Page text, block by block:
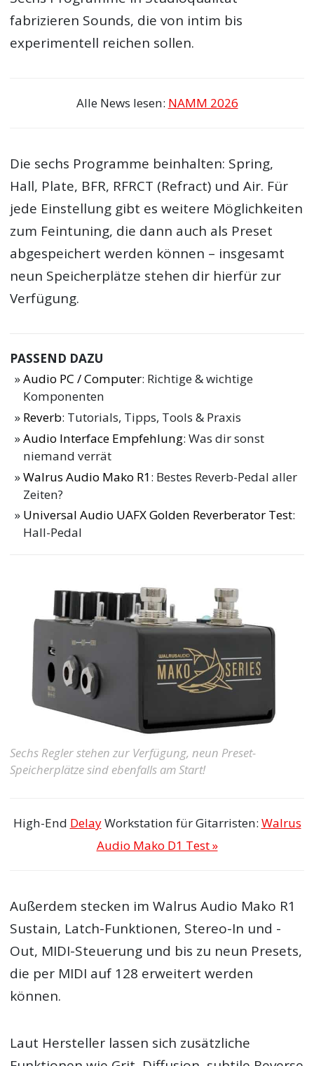
fabrizieren Sounds, die von intim bis
experimentell reichen sollen.
Alle News lesen: NAMM 2026
Die sechs Programme beinhalten: Spring,
Hall, Plate, BFR, RFRCT (Refract) und Air. Für
jede Einstellung gibt es weitere Möglichkeiten
zum Feintuning, die dann auch als Preset
abgespeichert werden können – insgesamt
neun Speicherplätze stehen dir hierfür zur
Verfügung.
PASSEND DAZU
Audio PC / Computer: Richtige & wichtige
Komponenten
Reverb: Tutorials, Tipps, Tools & Praxis
Audio Interface Empfehlung: Was dir sonst
niemand verrät
Walrus Audio Mako R1: Bestes Reverb-Pedal aller
Zeiten?
Universal Audio UAFX Golden Reverberator Test:
Hall-Pedal
Sechs Regler stehen zur Verfügung, neun Preset-
Speicherplätze sind ebenfalls am Start!
High-End DelayWorkstation für Gitarristen: Walrus
Audio Mako D1 Test »
Außerdem stecken im Walrus Audio Mako R1
Sustain, Latch-Funktionen, Stereo-In und -
Out, MIDI-Steuerung und bis zu neun Presets,
die per MIDI auf 128 erweitert werden
können.
Laut Hersteller lassen sich zusätzliche